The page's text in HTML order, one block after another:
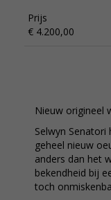
Prijs
€ 4.200,00
Nieuw origineel
Selwyn
geheel nieuw
anders dan het
bekendheid bij
toch